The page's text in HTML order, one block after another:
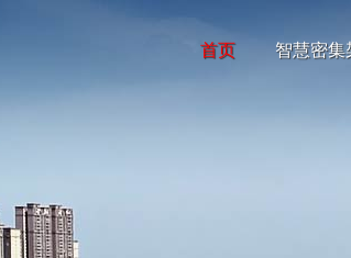
首页 智慧密集